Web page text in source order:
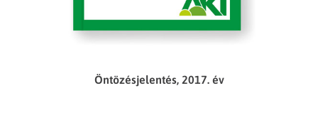
Öntözésjelentés, 2017. év